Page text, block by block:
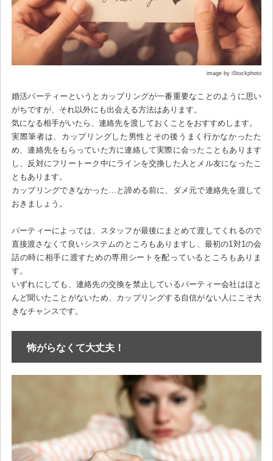
image by iStockphoto
婚活パーティーというとカップリングが一番重要なことのように思い
がちですが、それ以外にも出会える方法はあります。
気になる相手がいたら、連絡先を渡しておくことをおすすめします。
実際筆者は、カップリングした男性とその後うまく行かなかったた
め、連絡先をもらっていた方に連絡して実際に会ったこともあります
し、反対にフリートーク中にラインを交換した人とメル友になったこ
ともあります。
カップリングできなかった…と諦める前に、ダメ元で連絡先を渡して
おきましょう。
パーティーによっては、スタッフが最後にまとめて渡してくれるので
直接渡さなくて良いシステムのところもありますし、最初の1対1の会
話の時に相手に渡すための専用シートを配っているところもありま
す。
いずれにしても、連絡先の交換を禁止しているパーティー会社はほと
んど聞いたことがないため、カップリングする自信がない人にこそ大
きなチャンスです。
怖がらなくて大丈夫！